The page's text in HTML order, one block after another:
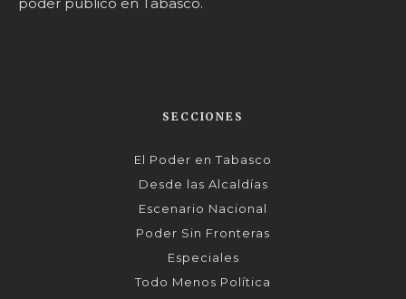
poder público en Tabasco.
SECCIONES
El Poder en Tabasco
Desde las Alcaldías
Escenario Nacional
Poder Sin Fronteras
Especiales
Todo Menos Política